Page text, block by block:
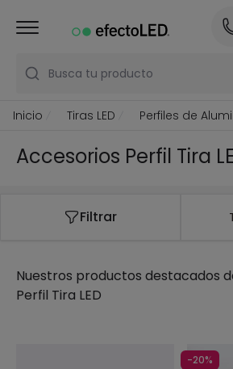
Busca tu producto
Inicio Tiras LED Perfiles de
Accesorios Perfil Tira
Filtrar
Nuestros productos destacados
Perfil Tira LED
-20%